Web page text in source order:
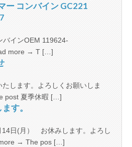
ー コンバイン GC221
バインOEM 119624-
more → T […]
します。よろしくお願いしま
post 夏季休暇 […]
す。
日(月） お休みします。よろし
→ The pos […]